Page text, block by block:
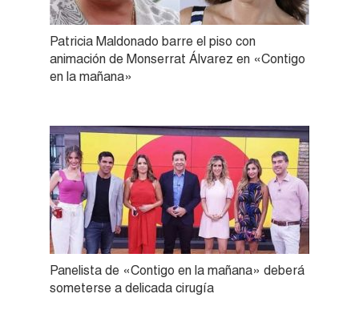
Patricia Maldonado barre el piso con
animación de Monserrat Álvarez en «Contigo
en la mañana»
Panelista de «Contigo en la mañana» deberá
someterse a delicada cirugía